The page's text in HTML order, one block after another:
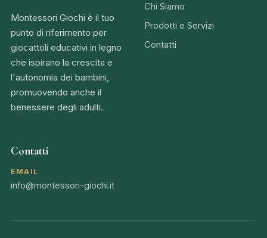
Montessori Giochi è il tuo
punto di riferimento per
giocattoli educativi in legno
che ispirano la crescita e
l'autonomia dei bambini,
promuovendo anche il
benessere degli adulti.
Chi Siamo
Prodotti e Servizi
Contatti
Contatti
EMAIL
info@montessori-giochi.it